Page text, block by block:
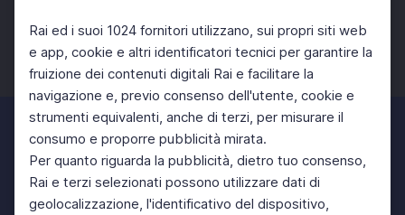
Rai ed i suoi 1024 fornitori utilizzano, sui propri siti web
e app, cookie e altri identificatori tecnici per garantire la
fruizione dei contenuti digitali Rai e facilitare la
navigazione e, previo consenso dell'utente, cookie e
strumenti equivalenti, anche di terzi, per misurare il
consumo e proporre pubblicità mirata.
Per quanto riguarda la pubblicità, dietro tuo consenso,
Rai e terzi selezionati possono utilizzare dati di
geolocalizzazione, l'identificativo del dispositivo,
Facebook Twitter Instagram